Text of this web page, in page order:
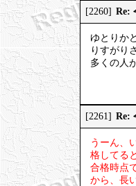
[2260] Re:
ゆとりか
りすがり
多くの人
[2261] Re:
うーん、
格してる
合格時点
から、長